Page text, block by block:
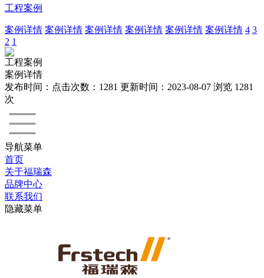
工程案例
案例详情 案例详情 案例详情 案例详情 案例详情 案例详情 4 3
2 1
工程案例
案例详情
发布时间： 点击次数：1281 更新时间：2023-08-07 浏览 1281
次
导航菜单
首页
关于福瑞森
品牌中心
联系我们
隐藏菜单